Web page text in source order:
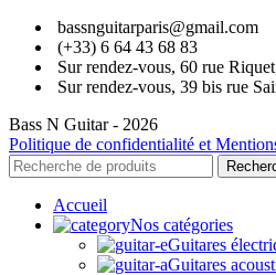
bassnguitarparis@gmail.com
(+33) 6 64 43 68 83
Sur rendez-vous, 60 rue
Sur rendez-vous, 39 bis rue
Bass N Guitar - 2026
Politique de confidentialité et
Accueil
Nos catégories
Guitares
Guitares